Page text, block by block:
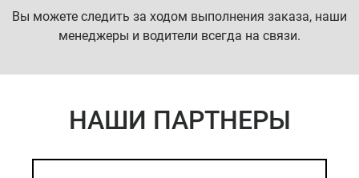
Вы можете следить за ходом выполнения заказа, наши
менеджеры и водители всегда на связи.
НАШИ ПАРТНЕРЫ